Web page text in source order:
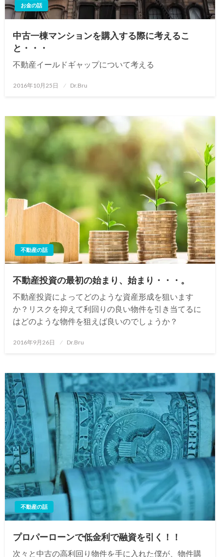
お金の話
中古一棟マンションを購入する際に考えるこ
と・・・
不動産イールドギャップについて考える
投
2016年10月25日 Dr.Bru
不動産の話
不動産投資の最初の始まり、始まり・・・。
不動産投資によってどのような資産形成を狙います
か？リスクを抑えて利回りの良い物件を引き当てるに
はどのような物件を狙えば良いのでしょうか？
投
2016年9月26日 Dr.Bru
不動産の話
プロパーローンで低金利で融資を引く！！
次々と中古の高利回り物件を手に入れた僕が、物件購